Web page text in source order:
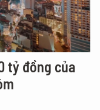
tỷ đồng của